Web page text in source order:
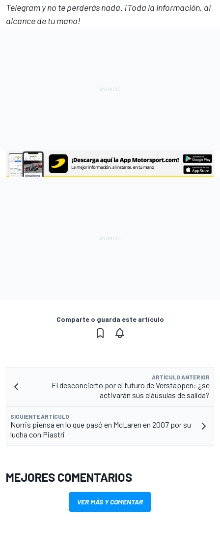
Telegramy no te perderás nada. ¡Toda la información, al
alcance de tu mano!
Comparte o guarda este artículo
ARTÍCULO ANTERIOR
El desconcierto por el futuro de Verstappen: ¿se
activarán sus cláusulas de salida?
SIGUIENTE ARTÍCULO
Norris piensa en lo que pasó en McLaren en 2007 por su
lucha con Piastri
MEJORES COMENTARIOS
VER MÁS Y COMENTAR